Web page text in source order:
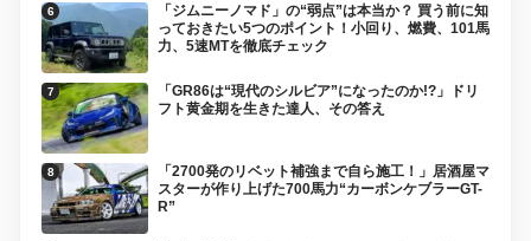
「ジムニーノマド」の“弱点”は本当か？ 買う前に知
っておきたい5つのポイント！小回り、燃費、101馬
力、5速MTを徹底チェック
「GR86は“現代のシルビア”になったのか!?」ドリ
フト黄金期を生きた達人、その答え
「2700発のリベット補強まで自ら施工！」居酒屋マ
スターが作り上げた700馬力“カーボンケブラーGT-
R”